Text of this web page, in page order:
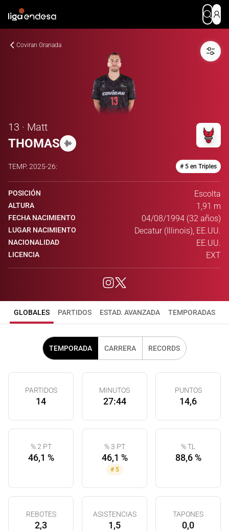
Coviran Granada
13 · Matt
THOMAS
TEMP. 2025-26: # 5 en Triples
POSICIÓN Escolta
ALTURA 1,91 m
FECHA NACIMIENTO 04/08/1994 (32 años)
LUGAR NACIMIENTO Decatur (Illinois), EE.UU.
NACIONALIDAD EE.UU.
LICENCIA EXT
GLOBALES PARTIDOS ESTAD. AVANZADA TEMPORADAS
TEMPORADA CARRERA RECORDS
PARTIDOS
14
MINUTOS
27:44
PUNTOS
14,6
% 2 PT
46,1 %
% 3 PT
46,1 %
# 5
% TL
88,6 %
REBOTES
2,3
ASISTENCIAS
1,5
TAPONES
0,0